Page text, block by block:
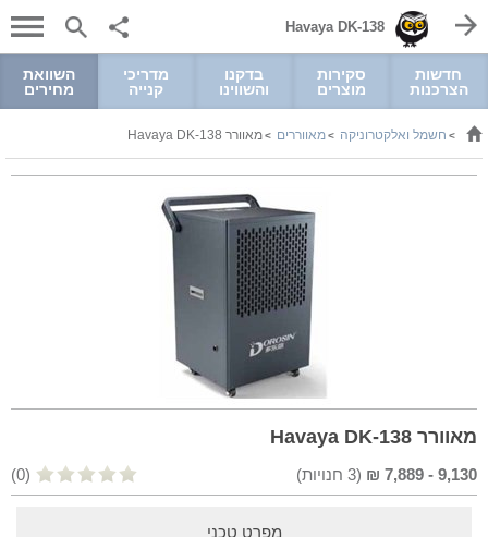
Havaya DK-138
חדשות
הצרכנות
סקירות
מוצרים
בדקנו
והשווינו
מדריכי
קנייה
השוואת
מחירים
> חשמל ואלקטרוניקה >מאווררים >מאוורר Havaya DK-138
מאוורר Havaya DK-138
9,130
-
7,889
₪
(
3 חנויות) (0)
מפרט טכני